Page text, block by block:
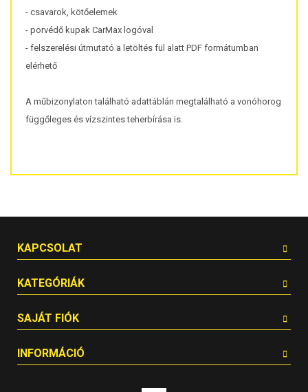
- csavarok, kötőelemek
- porvédő kupak CarMax logóval
- felszerelési útmutató a letöltés fül alatt PDF formátumban
elérhető
A műbizonylaton található adattáblán megtalálható a vonóhorog
függőleges és vízszintes teherbírása is.
KAPCSOLAT
KATEGÓRIÁK
SAJÁT FIÓK
INFORMÁCIÓ